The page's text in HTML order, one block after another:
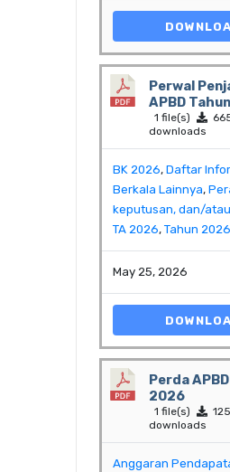
Perwal
APBD
1 file(s)
downloads
BK 2026, Daftar
Berkala Lainnya,
keputusan, dan/
TA 2026, Tahun 2026
May 25, 2026
Perda
2026
1 file(s)
downloads
Anggaran